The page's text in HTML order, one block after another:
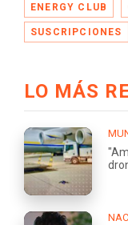
ENERGY CLUB
SUSCRIPCIONES
LO MÁS